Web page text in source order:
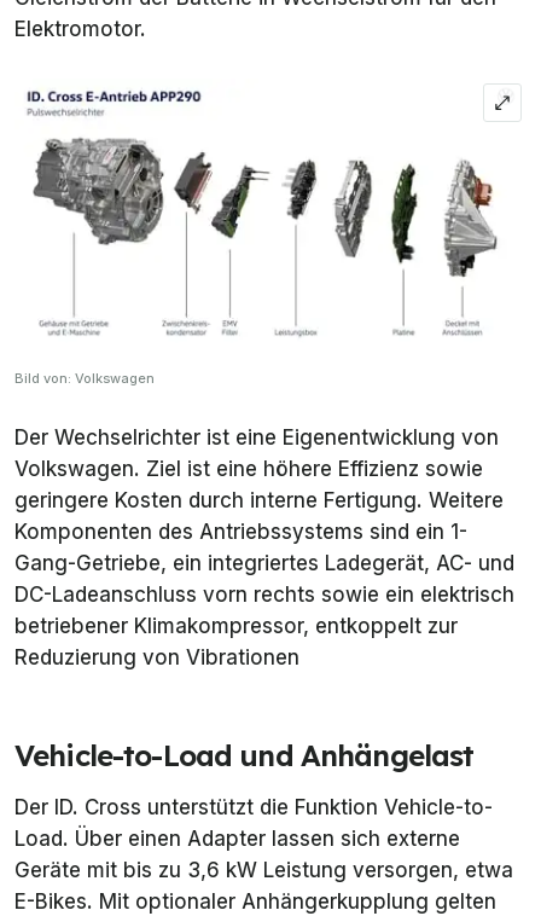
Elektromotor.
Bild von: Volkswagen
Der Wechselrichter ist eine Eigenentwicklung von
Volkswagen. Ziel ist eine höhere Effizienz sowie
geringere Kosten durch interne Fertigung. Weitere
Komponenten des Antriebssystems sind ein 1-
Gang-Getriebe, ein integriertes Ladegerät, AC- und
DC-Ladeanschluss vorn rechts sowie ein elektrisch
betriebener Klimakompressor, entkoppelt zur
Reduzierung von Vibrationen
Vehicle-to-Load und Anhängelast
Der ID. Cross unterstützt die Funktion Vehicle-to-
Load. Über einen Adapter lassen sich externe
Geräte mit bis zu 3,6 kW Leistung versorgen, etwa
E-Bikes. Mit optionaler Anhängerkupplung gelten